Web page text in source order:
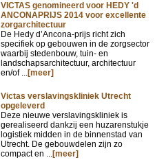
VICTAS genomineerd voor HEDY 'd
ANCONAPRIJS 2014 voor excellente
zorgarchitectuur
De Hedy d’Ancona-prijs richt zich
specifiek op gebouwen in de zorgsector
waarbij stedenbouw, tuin- en
landschapsarchitectuur, architectuur
en/of ...[meer]
Victas verslavingskliniek Utrecht
opgeleverd
Deze nieuwe verslavingskliniek is
gerealiseerd dankzij een huzarenstukje
logistiek midden in de binnenstad van
Utrecht. De gebouwdelen zijn zo
compact en ...[meer]